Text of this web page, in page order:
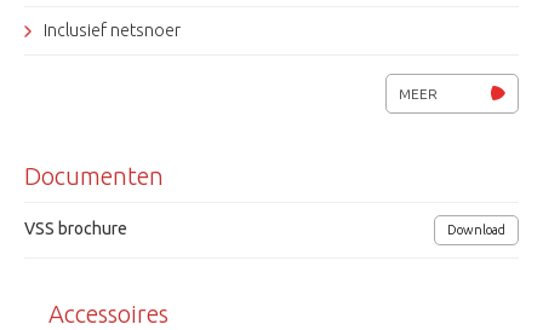
Inclusief netsnoer
MEER
Documenten
VSS brochure Download
Accessoires